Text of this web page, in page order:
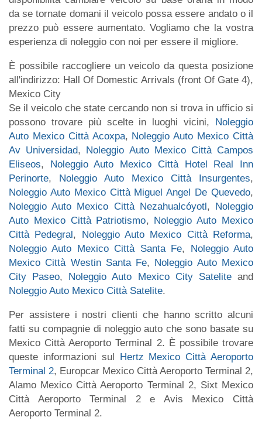
da se tornate domani il veicolo possa essere andato o il
prezzo può essere aumentato. Vogliamo che la vostra
esperienza di noleggio con noi per essere il migliore.
È possibile raccogliere un veicolo da questa posizione
all'indirizzo: Hall Of Domestic Arrivals (front Of Gate 4),
Mexico City
Se il veicolo che state cercando non si trova in ufficio si
possono trovare più scelte in luoghi vicini, Noleggio
Auto Mexico Città Acoxpa, Noleggio Auto Mexico Città
Av Universidad, Noleggio Auto Mexico Città Campos
Eliseos, Noleggio Auto Mexico Città Hotel Real Inn
Perinorte, Noleggio Auto Mexico Città Insurgentes,
Noleggio Auto Mexico Città Miguel Angel De Quevedo,
Noleggio Auto Mexico Città Nezahualcóyotl, Noleggio
Auto Mexico Città Patriotismo, Noleggio Auto Mexico
Città Pedegral, Noleggio Auto Mexico Città Reforma,
Noleggio Auto Mexico Città Santa Fe, Noleggio Auto
Mexico Città Westin Santa Fe, Noleggio Auto Mexico
City Paseo, Noleggio Auto Mexico City Sateliteand
Noleggio Auto Mexico Città Satelite.
Per assistere i nostri clienti che hanno scritto alcuni
fatti su compagnie di noleggio auto che sono basate su
Mexico Città Aeroporto Terminal 2. È possibile trovare
queste informazioni sul Hertz Mexico Città Aeroporto
Terminal 2, Europcar Mexico Città Aeroporto Terminal 2,
Alamo Mexico Città Aeroporto Terminal 2, Sixt Mexico
Città Aeroporto Terminal 2 e Avis Mexico Città
Aeroporto Terminal 2.